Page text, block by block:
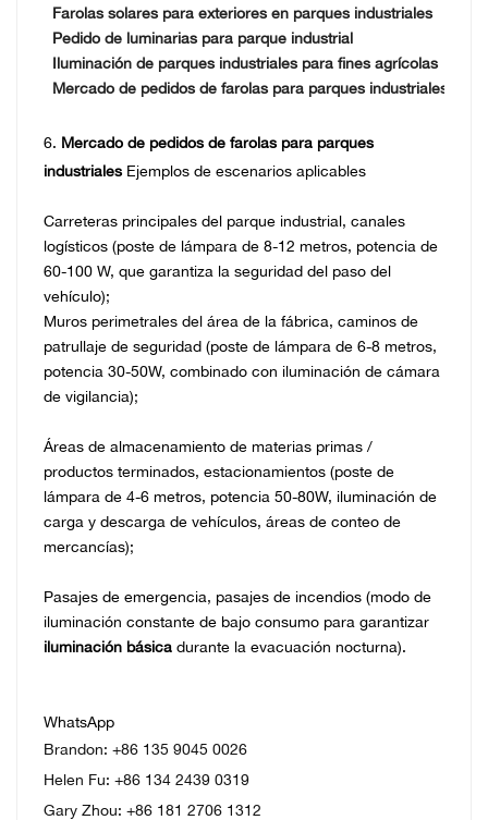
Farolas solares para exteriores en parques industriales
Pedido de luminarias para parque industrial
Iluminación de parques industriales para fines agrícolas
Mercado de pedidos de farolas para parques industriales
6. Mercado de pedidos de farolas para parques
industriales Ejemplos de escenarios aplicables
Carreteras principales del parque industrial, canales
logísticos (poste de lámpara de 8-12 metros, potencia de
60-100 W, que garantiza la seguridad del paso del
vehículo);
Muros perimetrales del área de la fábrica, caminos de
patrullaje de seguridad (poste de lámpara de 6-8 metros,
potencia 30-50W, combinado con iluminación de cámara
de vigilancia);
Áreas de almacenamiento de materias primas /
productos terminados, estacionamientos (poste de
lámpara de 4-6 metros, potencia 50-80W, iluminación de
carga y descarga de vehículos, áreas de conteo de
mercancías);
Pasajes de emergencia, pasajes de incendios (modo de
iluminación constante de bajo consumo para garantizar
iluminación básica durante la evacuación nocturna).
WhatsApp
Brandon: +86 135 9045 0026
Helen Fu: +86 134 2439 0319
Gary Zhou: +86 181 2706 1312